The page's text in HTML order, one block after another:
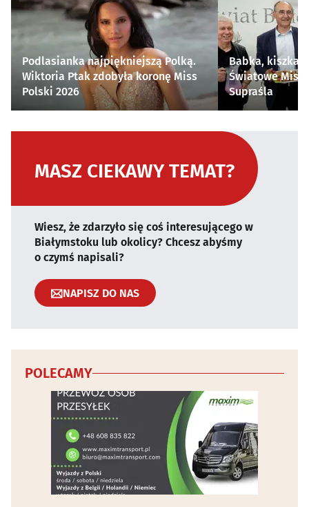
Podlasianka najpiękniejszą Polką.
Wiktoria Ptak zdobyła koronę Miss
Polski 2026
Babka, kiszka i
Światowe
Supraśla
MASZ CIEKAWY TEMAT?
Wiesz, że zdarzyło się coś interesującego w
Białymstoku lub okolicy? Chcesz abyśmy
o czymś napisali?
NAPISZ DO NAS
POLECAMY